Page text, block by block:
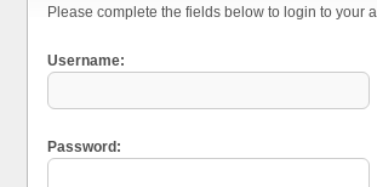
Please complete the fields below to login to your
Username:
Password: